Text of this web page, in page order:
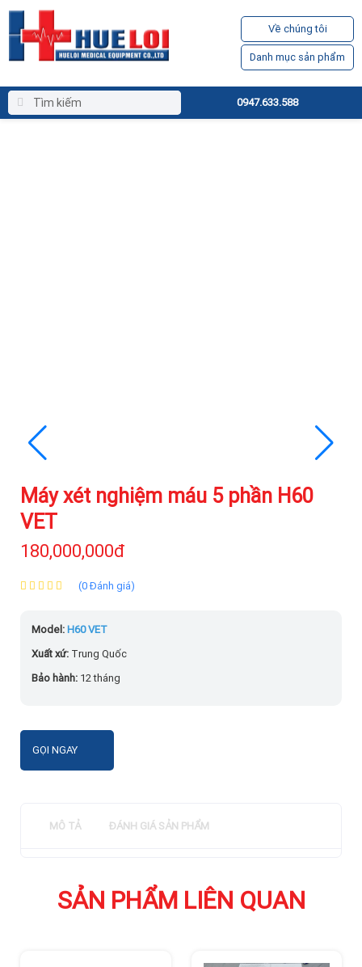
Về chúng tôi
Danh mục sản phẩm
0947.633.588
Máy xét nghiệm máu 5 phần H60
VET
180,000,000đ
(0 Đánh giá)
Model:H60 VET
Xuất xứ: Trung Quốc
Bảo hành: 12 tháng
GỌI NGAY
MÔ TẢ ĐÁNH GIÁ SẢN PHẨM
SẢN PHẨM LIÊN QUAN